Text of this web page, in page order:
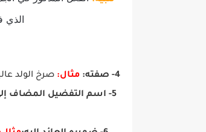
الذي
4- صفته: مثال: صرخ الولد
5- اسم التفضيل المضاف إلى مصدر الفعل: